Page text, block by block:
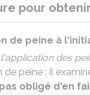
pour
de peine à
des
peine : il
obligé d'en